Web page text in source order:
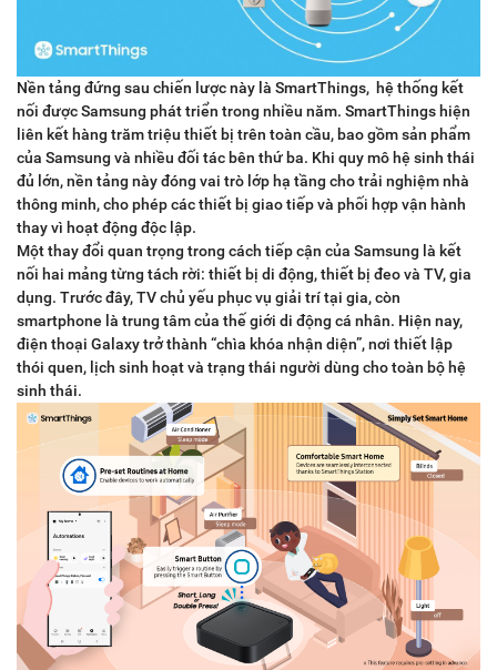
Nền tảng đứng sau chiến lược này là SmartThings, hệ thống kết
nối được Samsung phát triển trong nhiều năm. SmartThings hiện
liên kết hàng trăm triệu thiết bị trên toàn cầu, bao gồm sản phẩm
của Samsung và nhiều đối tác bên thứ ba. Khi quy mô hệ sinh thái
đủ lớn, nền tảng này đóng vai trò lớp hạ tầng cho trải nghiệm nhà
thông minh, cho phép các thiết bị giao tiếp và phối hợp vận hành
thay vì hoạt động độc lập.
Một thay đổi quan trọng trong cách tiếp cận của Samsung là kết
nối hai mảng từng tách rời: thiết bị di động, thiết bị đeo và TV, gia
dụng. Trước đây, TV chủ yếu phục vụ giải trí tại gia, còn
smartphone là trung tâm của thế giới di động cá nhân. Hiện nay,
điện thoại Galaxy trở thành “chìa khóa nhận diện”, nơi thiết lập
thói quen, lịch sinh hoạt và trạng thái người dùng cho toàn bộ hệ
sinh thái.